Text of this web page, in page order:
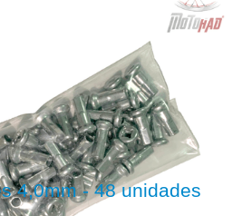
4,0mm - 48 unidades